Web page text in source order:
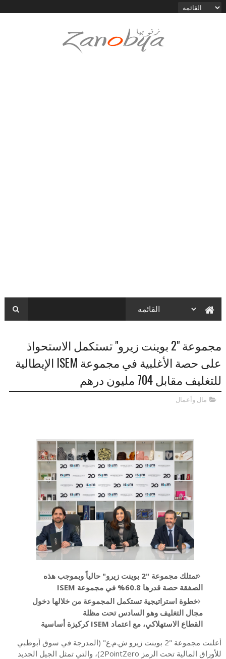
مجموعة "2 بوينت زيرو" تستكمل الاستحواذ
على حصة الأغلبية في مجموعة ISEM الإيطالية
للتغليف مقابل 704 مليون درهم
مال وأعمال
تمتلك مجموعة "2 بوينت زيرو" حالياً وبموجب هذه
الصفقة حصة قدرها 60.8% في مجموعة
ISEM
خطوة استراتيجية تستكمل المجموعة من خلالهادخول
مجال التغليف وهو السادس تحت مظلة
القطاعالاستهلاكي، مع اعتماد ISEM كركيزة أساسية
أعلنت مجموعة "2 بوينت زيرو ش.م.ع" (المدرجة في سوق أبوظبي
للأوراق المالية تحت الرمز 2PointZero)، والتي تمثل الجيل الجديد